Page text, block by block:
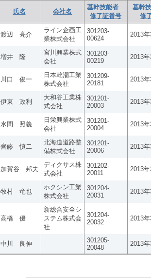
氏名 会社名
基幹技能者
修了証番号
基幹
修
渡辺 亮介
ライン企画工
業株式会社
301203-
00624
2013
増井 隆
宮川興業株式
会社
301203-
00219
2013
川口 俊一
日本乾溜工業
株式会社
301209-
20181
2013
伊東 政利
大和谷工業株
式会社
301201-
20003
2013
水間 照義
日栄興業株式
会社
301201-
20004
2013
齊藤 慎二
北海道道路整
備株式会社
301201-
20006
2013
加賀谷 邦夫
ディクサス株
式会社
301202-
20011
2013
牧村 竜也
ホクシン工業
株式会社
301204-
20031
2013
高橋 優
新総合安全シ
ステム株式会
社
301204-
20032
2013
中川 良伸
301205-
20048
2013